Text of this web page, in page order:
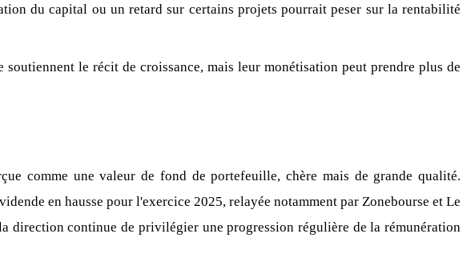
du capital ou un retard sur certains projets pourrait peser sur la rentabilité
le récit de croissance, mais leur monétisation peut prendre plus de
comme une valeur de fond de portefeuille, chère mais de grande qualité.
en hausse pour l'exercice 2025, relayée notamment par Zonebourse et Le
direction continue de privilégier une progression régulière de la rémunération